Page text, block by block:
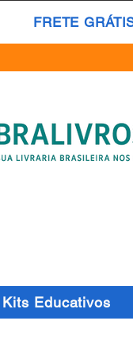
FRETE
Kits Educativos